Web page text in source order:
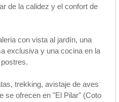
de la calidez y el confort de
con vista al jardín, una
exclusiva y una cocina en la
trekking, avistaje de aves
se ofrecen en "El Pilar" (Coto